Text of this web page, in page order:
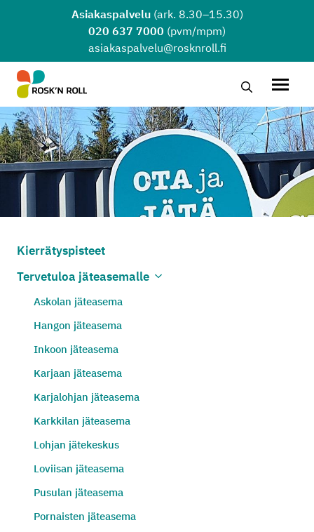
Siirry sisältöönAsiakaspalvelu(ark. 8.30–15.30)
020 637 7000 (pvm/mpm)
asiakaspalvelu@rosknroll.fi
Hae…Avaa
Kierrätyspisteet
Tervetuloa jäteasemalle
Askolan jäteasema
Hangon jäteasema
Inkoon jäteasema
Karjaan jäteasema
Karjalohjan jäteasema
Karkkilan jäteasema
Lohjan jätekeskus
Loviisan jäteasema
Pusulan jäteasema
Pornaisten jäteasema